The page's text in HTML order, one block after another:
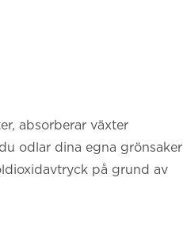
absorberar växter
odlar dina egna grönsaker
på grund av